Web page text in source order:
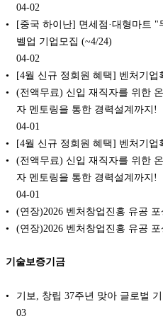
04-02
[중국 하이난] 면세점·대형마트
벨업 기업모집 (~4/24)
04-02
[4월 신규 정회원 혜택] 벤처기업
(전액무료) 신입 재직자를 위한
자 멘토링을 통한 경력설계까지!
04-01
[4월 신규 정회원 혜택] 벤처기업
(전액무료) 신입 재직자를 위한
자 멘토링을 통한 경력설계까지!
04-01
(연장)2026 벤처창업진흥 유공
(연장)2026 벤처창업진흥 유공
기술보증기금
기보, 창립 37주년 맞아 글로벌
03